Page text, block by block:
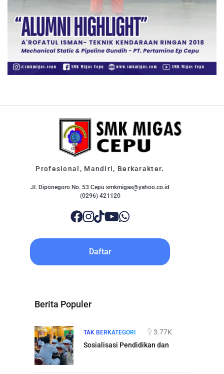
Profesional, Mandiri, Berkarakter.
Jl. Diponegoro No. 53 Cepu smkmigas@yahoo.co.id
(0296) 421120
Daftar
Berita Populer
TAK BERKATEGORI
3.77K
Sosialisasi Pendidikan dan